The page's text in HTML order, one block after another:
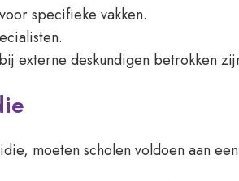
specifieke vakken.
externe deskundigen betrokken
moeten scholen voldoen aan